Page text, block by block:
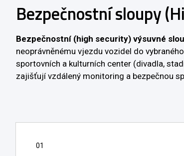
Bezpečnostní sloupy
Bezpečnostní (high security) výsuvné
neoprávněnému vjezdu vozidel do
sportovních a kulturních center (divadla,
zajišťují vzdálený monitoring a bezpečnou
01